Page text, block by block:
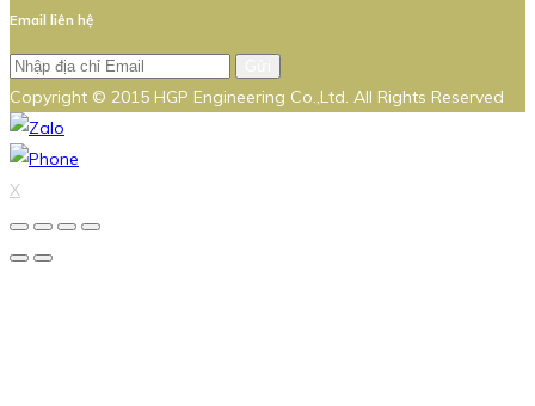
Email liên hệ
Copyright © 2015 HGP Engineering Co.,Ltd. All Rights Reserved
X